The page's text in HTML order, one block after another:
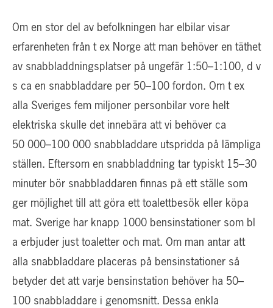
Om en stor del av befolkningen har elbilar visar
erfarenheten från t ex Norge att man behöver en täthet
av snabbladdningsplatser på ungefär 1:50–1:100, d v
s ca en snabbladdare per 50–100 fordon. Om t ex
alla Sveriges fem miljoner personbilar vore helt
elektriska skulle det innebära att vi behöver ca
50 000–100 000 snabbladdare utspridda på lämpliga
ställen. Eftersom en snabbladdning tar typiskt 15–30
minuter bör snabbladdaren finnas på ett ställe som
ger möjlighet till att göra ett toalettbesök eller köpa
mat. Sverige har knapp 1000 bensinstationer som bl
a erbjuder just toaletter och mat. Om man antar att
alla snabbladdare placeras på bensinstationer så
betyder det att varje bensinstation behöver ha 50–
100 snabbladdare i genomsnitt. Dessa enkla